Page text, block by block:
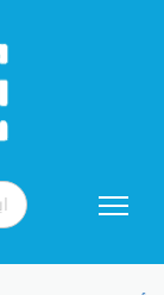
إلى